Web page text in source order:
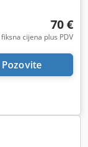
70 €
fiksna cijena plus PDV
Pozovite